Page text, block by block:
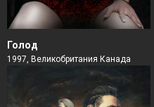
Голод
1997, Великобритания Канада